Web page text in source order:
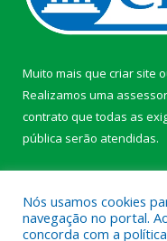
Muito mais que criar site
Realizamos uma
contrato que todas as
pública serão atendidas.
Nós usamos cookies
navegação no portal.
concorda com a